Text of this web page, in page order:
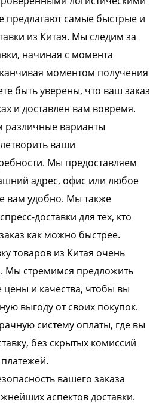
предлагают самые быстрые и
из Китая. Мы следим за
начиная с момента
моментом получения
быть уверены, что ваш заказ
и доставлен вам вовремя.
различные варианты
ваши
Мы предоставляем
адрес, офис или любое
вам удобно. Мы также
доставки для тех, кто
как можно быстрее.
товаров из Китая очень
Мы стремимся предложить
и качества, чтобы вы
выгоду от своих покупок.
систему оплаты, где вы
без скрытых комиссий
вашего заказа
аспектов доставки.